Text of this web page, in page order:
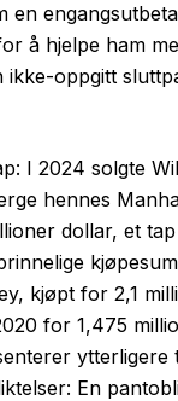
en
å hjelpe ham
ikke-oppgitt
I 2024 solgte
hennes
dollar, et
kjøpt for 2,1
for 1,475
ytterligere
En